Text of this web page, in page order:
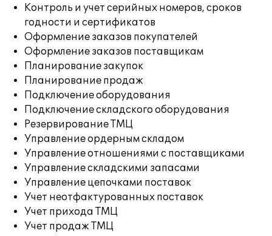
Контроль и учет серийных номеров, сроков
годности и сертификатов
Оформление заказов покупателей
Оформление заказов поставщикам
Планирование закупок
Планирование продаж
Подключение оборудования
Подключение складского оборудования
Резервирование ТМЦ
Управление ордерным складом
Управление отношениями с поставщиками
Управление складскими запасами
Управление цепочками поставок
Учет неотфактурованных поставок
Учет прихода ТМЦ
Учет продаж ТМЦ